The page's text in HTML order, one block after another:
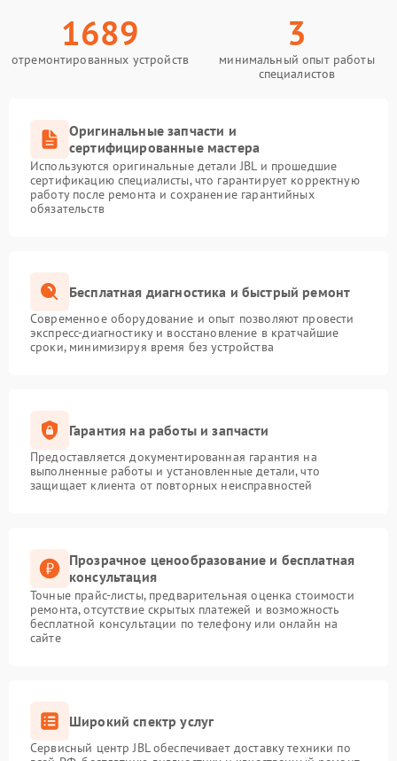
1689
отремонтированных устройств
3
минимальный опыт работы
специалистов
Оригинальные запчасти и
сертифицированные мастера
Используются оригинальные детали JBL и прошедшие
сертификацию специалисты, что гарантирует корректную
работу после ремонта и сохранение гарантийных
обязательств
Бесплатная диагностика и быстрый ремонт
Современное оборудование и опыт позволяют провести
экспресс-диагностику и восстановление в кратчайшие
сроки, минимизируя время без устройства
Гарантия на работы и запчасти
Предоставляется документированная гарантия на
выполненные работы и установленные детали, что
защищает клиента от повторных неисправностей
Прозрачное ценообразование и бесплатная
консультация
Точные прайс-листы, предварительная оценка стоимости
ремонта, отсутствие скрытых платежей и возможность
бесплатной консультации по телефону или онлайн на
сайте
Широкий спектр услуг
Сервисный центр JBL обеспечивает доставку техники по